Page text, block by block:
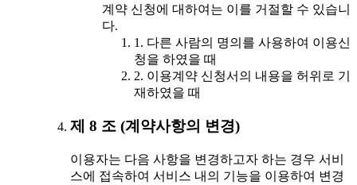
계약 신청에 대하여는 이를 거절할 수 있습니
다.
1. 다른 사람의 명의를 사용하여 이용신
청을 하였을 때
2. 이용계약 신청서의 내용을 허위로 기
재하였을 때
제 8 조 (계약사항의 변경)
이용자는 다음 사항을 변경하고자 하는 경우 서비
스에 접속하여 서비스 내의 기능을 이용하여 변경